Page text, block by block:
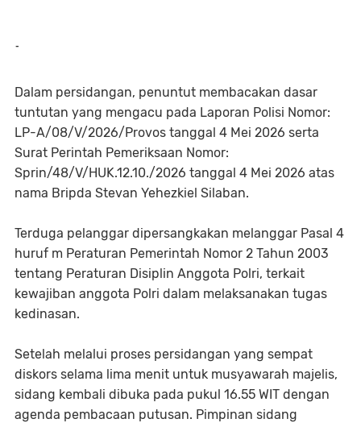
-
Dalam persidangan, penuntut membacakan dasar
tuntutan yang mengacu pada Laporan Polisi Nomor:
LP-A/08/V/2026/Provos tanggal 4 Mei 2026 serta
Surat Perintah Pemeriksaan Nomor:
Sprin/48/V/HUK.12.10./2026 tanggal 4 Mei 2026 atas
nama Bripda Stevan Yehezkiel Silaban.
Terduga pelanggar dipersangkakan melanggar Pasal 4
huruf m Peraturan Pemerintah Nomor 2 Tahun 2003
tentang Peraturan Disiplin Anggota Polri, terkait
kewajiban anggota Polri dalam melaksanakan tugas
kedinasan.
Setelah melalui proses persidangan yang sempat
diskors selama lima menit untuk musyawarah majelis,
sidang kembali dibuka pada pukul 16.55 WIT dengan
agenda pembacaan putusan. Pimpinan sidang